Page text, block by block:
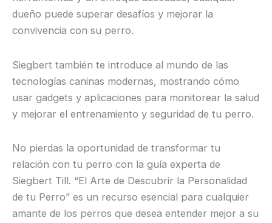
dueño puede superar desafíos y mejorar la
convivencia con su perro.
Siegbert también te introduce al mundo de las
tecnologías caninas modernas, mostrando cómo
usar gadgets y aplicaciones para monitorear la salud
y mejorar el entrenamiento y seguridad de tu perro.
No pierdas la oportunidad de transformar tu
relación con tu perro con la guía experta de
Siegbert Till. “El Arte de Descubrir la Personalidad
de tu Perro” es un recurso esencial para cualquier
amante de los perros que desea entender mejor a su